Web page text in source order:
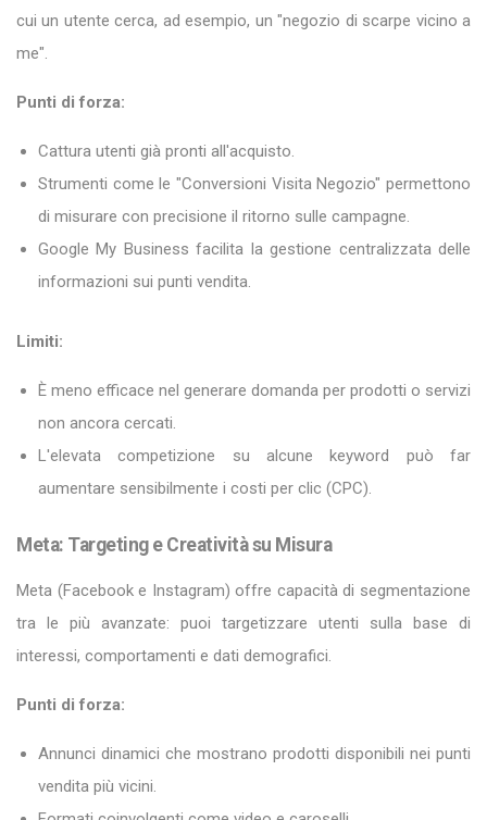
cui un utente cerca, ad esempio, un "negozio di scarpe vicino a
me".
Punti di forza:
Cattura utenti già pronti all'acquisto.
Strumenti come le "Conversioni Visita Negozio" permettono
di misurare con precisione il ritorno sulle campagne.
Google My Business facilita la gestione centralizzata delle
informazioni sui punti vendita.
Limiti:
È meno efficace nel generare domanda per prodotti o servizi
non ancora cercati.
L'elevata competizione su alcune keyword può far
aumentare sensibilmente i costi per clic (CPC).
Meta: Targeting e Creatività su Misura
Meta (Facebook e Instagram) offre capacità di segmentazione
tra le più avanzate: puoi targetizzare utenti sulla base di
interessi, comportamenti e dati demografici.
Punti di forza:
Annunci dinamici che mostrano prodotti disponibili nei punti
vendita più vicini.